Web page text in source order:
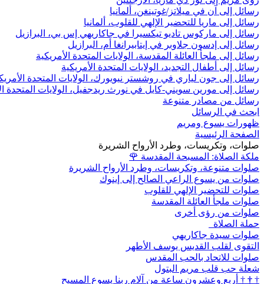
رسائل إلى آن في ميلاتز/غوتينغن، ألمانيا
رسائل إلى ماريا للتحضير الإلهي للقلوب، ألمانيا
رسائل إلى ماركوس تاديو تيكسيرا في جاكاريهي إس بي، البرازيل
رسائل إلى إدسون جلاوبر في إيتابيرانغا أم، البرازيل
رسائل إلى ملجأ العائلة المقدسة، الولايات المتحدة الأمريكية
رسائل إلى أطفال التجديد، الولايات المتحدة الأمريكية
رسائل إلى جون لياري في روشستر نيويورك، الولايات المتحدة
رسائل إلى مورين سويني-كايل في نورث ريدجفيل، الولايات المتحدة
رسائل من مصادر متنوعة
ابحث في الرسائل
ظهورات يسوع ومريم
الصفحة الرئيسية
صلوات، وتكريسات، وطرد الأرواح الشريرة
ملكة الصلاة: المسبحة المقدسة 🌹
صلوات متنوعة، وتكريسات، وطرد الأرواح الشريرة
صلوات من يسوع الراعي الصالح إلى إينوك
صلوات للتحضير الإلهي للقلوب
صلوات ملجأ العائلة المقدسة
صلوات من رؤى أخرى
حملة الصلاة
صلوات سيدة جاكاريهي
التقوى لقلب القديس يوسف الأطهر
صلوات للاتحاد بالحب المقدس
شعلة حب قلب مريم البتول
†
†
† أربع وعشرون ساعة من آلام ربنا يسوع المسيح